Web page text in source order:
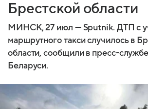
Брестской области
МИНСК, 27 июл — Sputnik. ДТП с
маршрутного такси случилось в
области, сообщили в пресс-
Беларуси.